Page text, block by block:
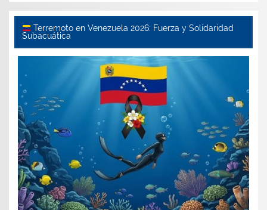
Terremoto en Venezuela 2026: Fuerza y Solidaridad
Subacuática